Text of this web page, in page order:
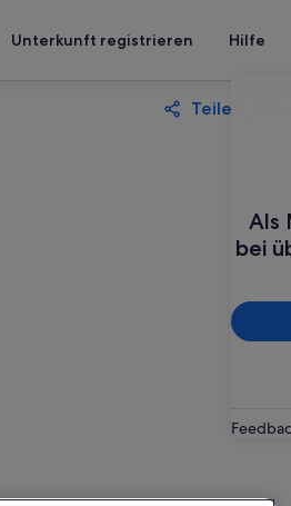
Unterkunft registrieren Hilfe
Als
bei
Teilen